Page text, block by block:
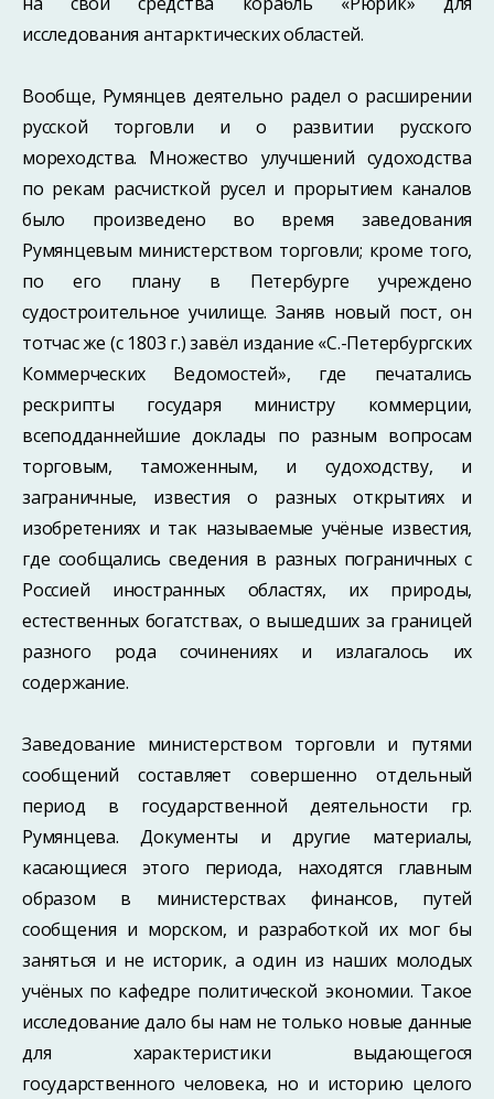
исследования антарктических областей.
Вообще, Румянцев деятельно радел о расширении
русской торговли и о развитии русского
мореходства. Множество улучшений судоходства
по рекам расчисткой русел и прорытием каналов
было произведено во время заведования
Румянцевым министерством торговли; кроме того,
по его плану в Петербурге учреждено
судостроительное училище. Заняв новый пост, он
тотчас же (с 1803 г.) завёл издание «С.-Петербургских
Коммерческих Ведомостей», где печатались
рескрипты государя министру коммерции,
всеподданнейшие доклады по разным вопросам
торговым, таможенным, и судоходству, и
заграничные, известия о разных открытиях и
изобретениях и так называемые учёные известия,
где сообщались сведения в разных пограничных с
Россией иностранных областях, их природы,
естественных богатствах, о вышедших за границей
разного рода сочинениях и излагалось их
содержание.
Заведование министерством торговли и путями
сообщений составляет совершенно отдельный
период в государственной деятельности гр.
Румянцева. Документы и другие материалы,
касающиеся этого периода, находятся главным
образом в министерствах финансов, путей
сообщения и морском, и разработкой их мог бы
заняться и не историк, а один из наших молодых
учёных по кафедре политической экономии. Такое
исследование дало бы нам не только новые данные
для характеристики выдающегося
государственного человека, но и историю целого